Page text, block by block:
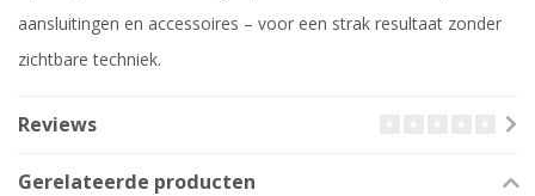
aansluitingen en accessoires – voor een strak resultaat zonder
zichtbare techniek.
Reviews
Gerelateerde producten